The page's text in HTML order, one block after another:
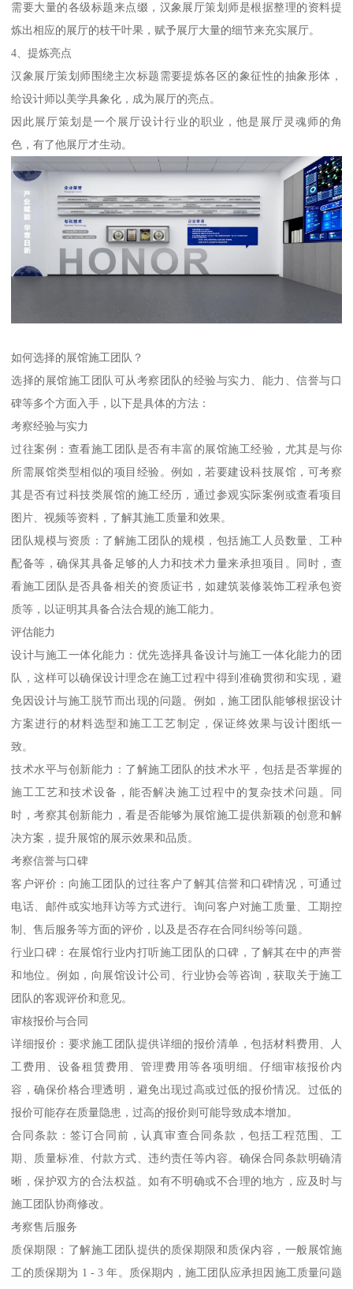
需要大量的各级标题来点缀，汉象展厅策划师是根据整理的资料提
炼出相应的展厅的枝干叶果，赋予展厅大量的细节来充实展厅。
4、提炼亮点
汉象展厅策划师围绕主次标题需要提炼各区的象征性的抽象形体，
给设计师以美学具象化，成为展厅的亮点。
因此展厅策划是一个展厅设计行业的职业，他是展厅灵魂师的角
色，有了他展厅才生动。
如何选择的展馆施工团队？
选择的展馆施工团队可从考察团队的经验与实力、能力、信誉与口
碑等多个方面入手，以下是具体的方法：
考察经验与实力
过往案例：查看施工团队是否有丰富的展馆施工经验，尤其是与你
所需展馆类型相似的项目经验。例如，若要建设科技展馆，可考察
其是否有过科技类展馆的施工经历，通过参观实际案例或查看项目
图片、视频等资料，了解其施工质量和效果。
团队规模与资质：了解施工团队的规模，包括施工人员数量、工种
配备等，确保其具备足够的人力和技术力量来承担项目。同时，查
看施工团队是否具备相关的资质证书，如建筑装修装饰工程承包资
质等，以证明其具备合法合规的施工能力。
评估能力
设计与施工一体化能力：优先选择具备设计与施工一体化能力的团
队，这样可以确保设计理念在施工过程中得到准确贯彻和实现，避
免因设计与施工脱节而出现的问题。例如，施工团队能够根据设计
方案进行的材料选型和施工工艺制定，保证终效果与设计图纸一
致。
技术水平与创新能力：了解施工团队的技术水平，包括是否掌握的
施工工艺和技术设备，能否解决施工过程中的复杂技术问题。同
时，考察其创新能力，看是否能够为展馆施工提供新颖的创意和解
决方案，提升展馆的展示效果和品质。
考察信誉与口碑
客户评价：向施工团队的过往客户了解其信誉和口碑情况，可通过
电话、邮件或实地拜访等方式进行。询问客户对施工质量、工期控
制、售后服务等方面的评价，以及是否存在合同纠纷等问题。
行业口碑：在展馆行业内打听施工团队的口碑，了解其在中的声誉
和地位。例如，向展馆设计公司、行业协会等咨询，获取关于施工
团队的客观评价和意见。
审核报价与合同
详细报价：要求施工团队提供详细的报价清单，包括材料费用、人
工费用、设备租赁费用、管理费用等各项明细。仔细审核报价内
容，确保价格合理透明，避免出现过高或过低的报价情况。过低的
报价可能存在质量隐患，过高的报价则可能导致成本增加。
合同条款：签订合同前，认真审查合同条款，包括工程范围、工
期、质量标准、付款方式、违约责任等内容。确保合同条款明确清
晰，保护双方的合法权益。如有不明确或不合理的地方，应及时与
施工团队协商修改。
考察售后服务
质保期限：了解施工团队提供的质保期限和质保内容，一般展馆施
工的质保期为 1 - 3 年。质保期内，施工团队应承担因施工质量问题